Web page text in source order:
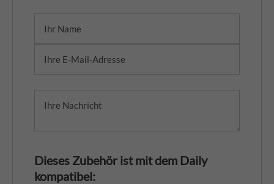
Dieses Zubehör ist mit dem Daily
kompatibel: